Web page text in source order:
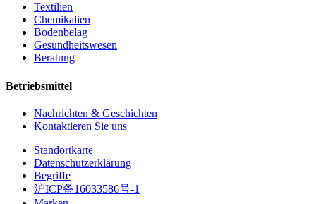
Textilien
Chemikalien
Bodenbelag
Gesundheitswesen
Beratung
Betriebsmittel
Nachrichten & Geschichten
Kontaktieren Sie uns
Standortkarte
Datenschutzerklärung
Begriffe
沪ICP备16033586号-1